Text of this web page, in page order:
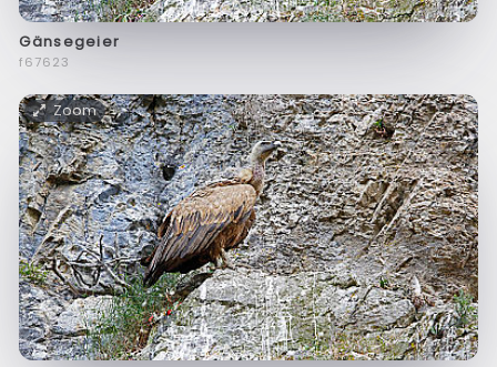
Gänsegeier
f67623
Zoom